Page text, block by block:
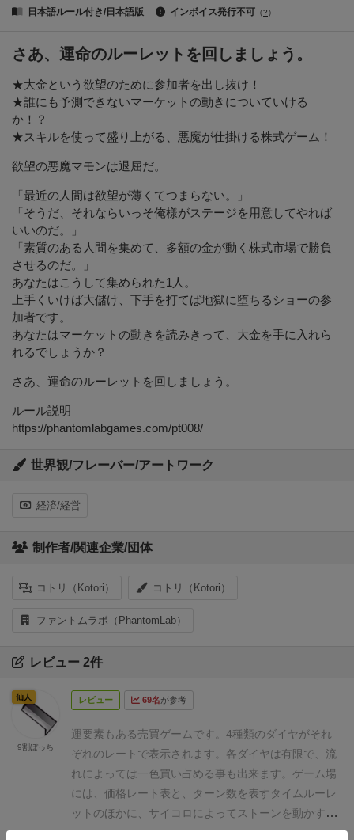
日本語ルール付き/日本語版 インボイス発行不可 （? ）
さあ、運命のルーレットを回しましょう。
★大金という欲望のために参加者を出し抜け！
★誰にも予測できないマーケットの動きについていける
か！？
★スキルを使って盛り上がる、悪魔が仕掛ける株式ゲーム！
欲望の悪魔マモンは退屈だ。
「最近の人間は欲望が薄くてつまらない。」
「そうだ、それならいっそ俺様がステージを用意してやれば
いいのだ。」
「素質のある人間を集めて、多額の金が動く株式市場で勝負
させるのだ。」
あなたはこうして集められた1人。
上手くいけば大儲け、下手を打てば地獄に堕ちるショーの参
加者です。
あなたはマーケットの動きを読みきって、大金を手に入れら
れるでしょうか？
さあ、運命のルーレットを回しましょう。
ルール説明
https://phantomlabgames.com/pt008/
世界観/フレーバー/アートワーク
経済/経営
制作者/関連企業/団体
コトリ（Kotori） コトリ（Kotori）
ファントムラボ（PhantomLab）
レビュー 2件
レビュー 69名が参考
運要素もある売買ゲームです。 4種類のダイヤがそれ
ぞれのレートで表示されます。各ダイヤは有限で、流
れによっては一色買い占める事も出来ます。 ゲーム場
には、価格レート表と、ターン数を表すタイムルーレ
ットのほかに、サイコロによってストーンを動かすル
ーレットが3つあります。レート表の上には、各色に
仙人
9割ぼっち